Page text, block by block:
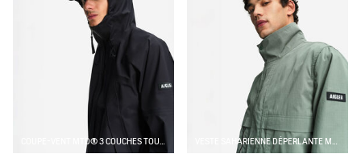
COUPE-VENT MTD® 3 COUCHES TOUCHER COTON COURT ET LÉGER À CAPUCHE AVEC POCHES ZIPPÉES VESTE SAHARIENNE DÉPERLANTE MULTI-POCHES ANTI-UV